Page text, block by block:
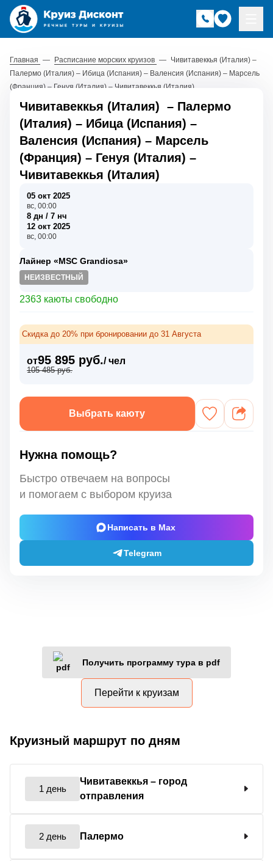
Главная — Расписание морских круизов — Чивитавеккья (Италия) –
Палермо (Италия) – Ибица (Испания) – Валенсия (Испания) – Марсель
(Франция) – Генуя (Италия) – Чивитавеккья (Италия)
Чивитавеккья (Италия) – Палермо
(Италия) – Ибица (Испания) –
Валенсия (Испания) – Марсель
(Франция) – Генуя (Италия) –
Чивитавеккья (Италия)
05 окт 2025
вс, 00:00
8 дн / 7 нч
12 окт 2025
вс, 00:00
Лайнер «MSC Grandiosa»
НЕИЗВЕСТНЫЙ
2363 каюты свободно
Скидка до 20% при бронировании до 31 Августа
от95 895 руб./ чел
105 485 руб.
Выбрать каюту
Нужна помощь?
Быстро отвечаем на вопросы
и помогаем с выбором круиза
Написать в Max
Telegram
Получить программу тура в pdf
Перейти к круизам
Круизный маршрут по дням
1 день
Чивитавеккья – город
отправления
2 день Палермо